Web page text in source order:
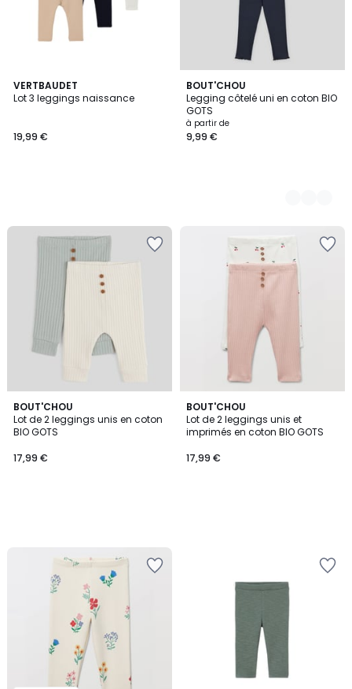
VERTBAUDET
Lot 3 leggings naissance
19,99 €
BOUT'CHOU
Legging côtelé uni en coton BIO
GOTS
à partir de
9,99 €
4
Couleurs
BOUT'CHOU
Lot de 2 leggings unis en coton
BIO GOTS
17,99 €
BOUT'CHOU
Lot de 2 leggings unis et
imprimés en coton BIO GOTS
17,99 €